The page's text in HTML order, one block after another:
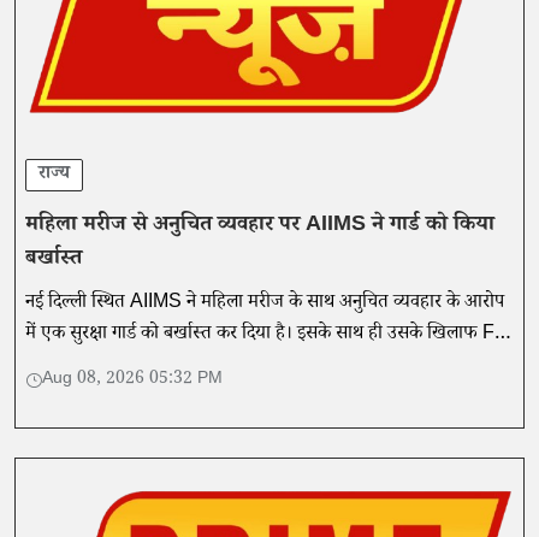
राज्य
महिला मरीज से अनुचित व्यवहार पर AIIMS ने गार्ड को किया
बर्खास्त
नई दिल्ली स्थित AIIMS ने महिला मरीज के साथ अनुचित व्यवहार के आरोप
में एक सुरक्षा गार्ड को बर्खास्त कर दिया है। इसके साथ ही उसके खिलाफ FIR
भी दर्ज कराई है।
Aug 08, 2026 05:32 PM